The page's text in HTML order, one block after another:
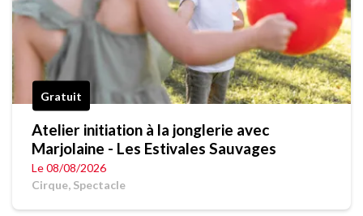
Gratuit
Atelier initiation à la jonglerie avec
Marjolaine - Les Estivales Sauvages
Le 08/08/2026
Cirque, Spectacle